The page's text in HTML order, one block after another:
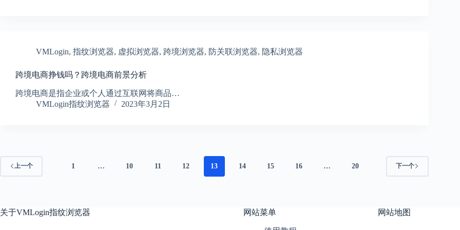
VMLogin, 指纹浏览器, 虚拟浏览器, 跨境浏览器, 防关联浏览器, 隐私浏览器
跨境电商挣钱吗？跨境电商前景分析
跨境电商是指企业或个人通过互联网将商品…
VMLogin指纹浏览器
2023年3月2日
上一个 1 … 10 11 12 13 14 15 16 … 20 下一个
关于VMLogin指纹浏览器 网站菜单 网站地图